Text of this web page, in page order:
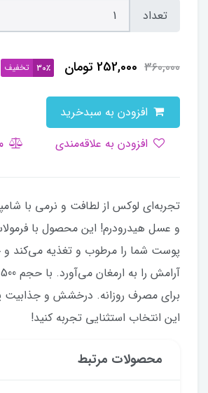
تعداد
360,000
252,000تومان 30٪ تخفیف
تجربه‌ای لوکس از لطافت و نرمی با
و عسل هیدرودرم! این محصول با
پوست شما را مرطوب و تغذیه می‌کند
برای مصرف روزانه. درخشش و جذابیت
این انتخاب استثنایی تجربه کنید!
محصولات مرتبط